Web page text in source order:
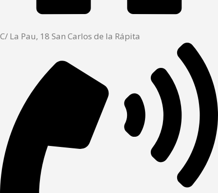
C/ La Pau, 18 San Carlos de la Rápita